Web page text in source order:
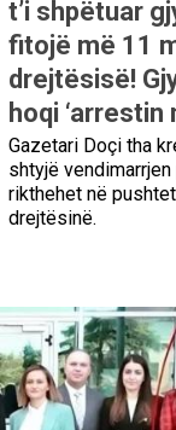
t’i shpëtuar
fitojë më 11
drejtësisë!
hoqi ‘arrestin
Gazetari Doçi tha
shtyjë
rikthehet në
drejtësinë.